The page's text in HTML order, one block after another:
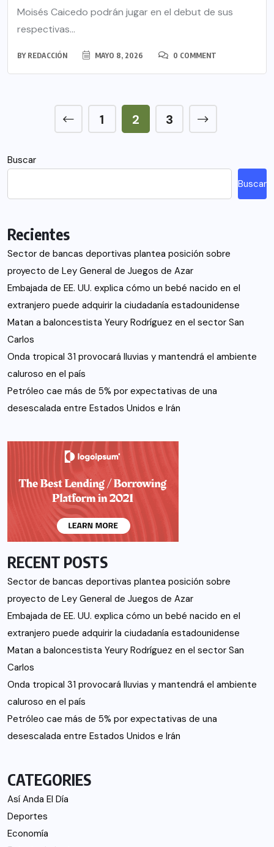
Moisés Caicedo podrán jugar en el debut de sus
respectivas...
BY REDACCIÓN MAYO 8, 2026 0 COMMENT
1 2 3
Buscar
Buscar
Recientes
Sector de bancas deportivas plantea posición sobre
proyecto de Ley General de Juegos de Azar
Embajada de EE. UU. explica cómo un bebé nacido en el
extranjero puede adquirir la ciudadanía estadounidense
Matan a baloncestista Yeury Rodríguez en el sector San
Carlos
Onda tropical 31 provocará lluvias y mantendrá el ambiente
caluroso en el país
Petróleo cae más de 5% por expectativas de una
desescalada entre Estados Unidos e Irán
RECENT POSTS
Sector de bancas deportivas plantea posición sobre
proyecto de Ley General de Juegos de Azar
Embajada de EE. UU. explica cómo un bebé nacido en el
extranjero puede adquirir la ciudadanía estadounidense
Matan a baloncestista Yeury Rodríguez en el sector San
Carlos
Onda tropical 31 provocará lluvias y mantendrá el ambiente
caluroso en el país
Petróleo cae más de 5% por expectativas de una
desescalada entre Estados Unidos e Irán
CATEGORIES
Así Anda El Día
Deportes
Economía